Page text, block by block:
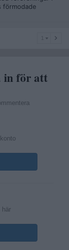
förmodade
in för att
här